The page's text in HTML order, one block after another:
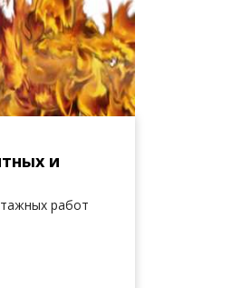
и
работ